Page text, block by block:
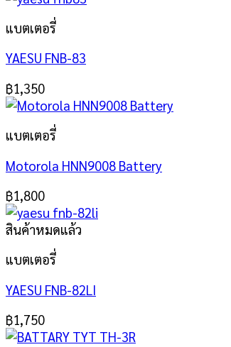
แบตเตอรี่
YAESU FNB-83
฿1,350
แบตเตอรี่
Motorola HNN9008 Battery
฿1,800
สินค้าหมดแล้ว
แบตเตอรี่
YAESU FNB-82LI
฿1,750